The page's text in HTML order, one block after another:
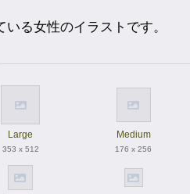
る女性のイラストです。
Large
353 x 512
Medium
176 x 256